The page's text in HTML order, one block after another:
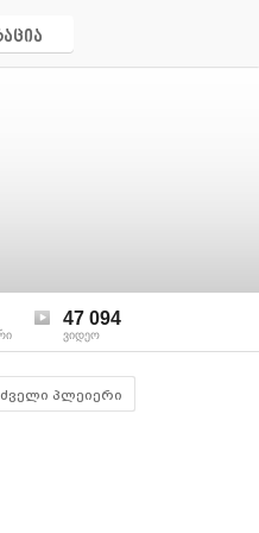
47 094
ვიდეო
ძველი პლეიერი